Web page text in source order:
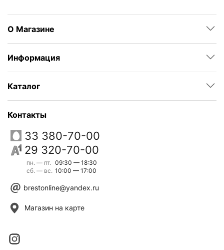
О Магазине
Информация
Каталог
Контакты
33 380-70-00
29 320-70-00
пн. — пт.
сб. — вс.
09:30 — 18:30
10:00 — 17:00
brestonline@yandex.ru
Магазин на карте